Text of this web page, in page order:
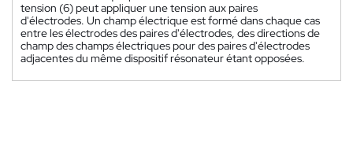
tension (6) peut appliquer une tension aux paires
d'électrodes. Un champ électrique est formé dans chaque cas
entre les électrodes des paires d'électrodes, des directions de
champ des champs électriques pour des paires d'électrodes
adjacentes du même dispositif résonateur étant opposées.